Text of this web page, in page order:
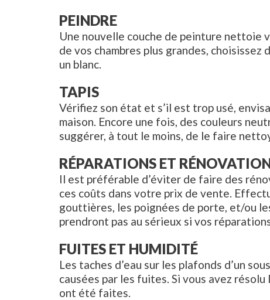
PEINDRE
Une nouvelle couche de peinture nettoie
de vos chambres plus grandes,
un blanc.
TAPIS
Vérifiez son état et s’il est trop usé,
maison. Encore une fois, des couleurs
suggérer, à tout le moins, de le faire
RÉPARATIONS ET
Il est préférable d’éviter de faire des
ces coûts dans votre prix de vente.
gouttières, les poignées de porte, et/ou
prendront pas au sérieux si vos
FUITES ET HUMIDITÉ
Les taches d’eau sur les plafonds d’un
causées par les fuites. Si vous avez
ont été faites.